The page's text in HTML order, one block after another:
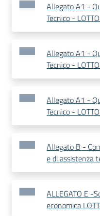
Allegato A1 -
Tecnico -
Allegato A1 -
Tecnico -
Allegato A1 -
Tecnico -
Allegato B -
e di assistenza
ALLEGATO E -
economica